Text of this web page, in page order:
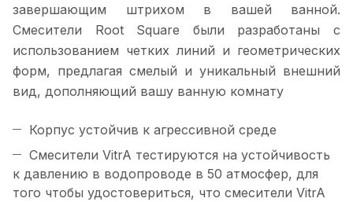
завершающим штрихом в вашей ванной.
Смесители Root Square были разработаны с
использованием четких линий и геометрических
форм, предлагая смелый и уникальный внешний
вид, дополняющий вашу ванную комнату
Корпус устойчив к агрессивной среде
Смесители VitrA тестируются на устойчивость
к давлению в водопроводе в 50 атмосфер, для
того чтобы удостовериться, что смесители VitrA